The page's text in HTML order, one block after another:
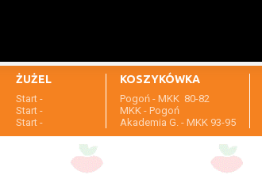
ŻUŻEL
Start -
Start -
Start -
KOSZYKÓWKA
Pogoń - MKK 80-82
MKK - Pogoń
Akademia G. - MKK 93-95